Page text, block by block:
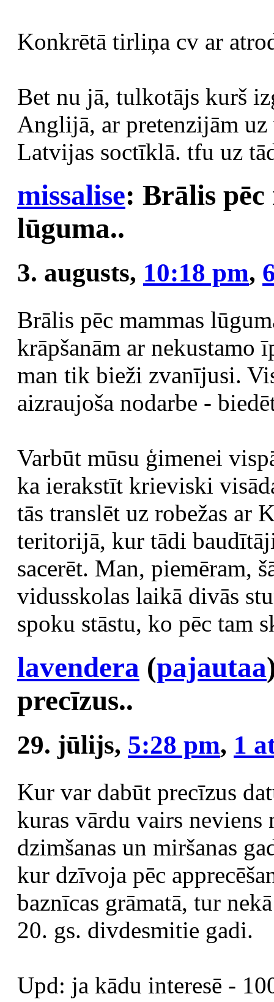
Konkrētā tirliņa cv ar
Bet nu jā, tulkotājs kurš
Anglijā, ar pretenzijām
Latvijas soctīklā. tfu uz
missalise: Brālis pēc
lūguma..
3. augusts, 10:18 pm,
Brālis pēc mammas
krāpšanām ar nekustamo
man tik bieži zvanījusi.
aizraujoša nodarbe -
Varbūt mūsu ģimenei
ka ierakstīt krieviski
tās translēt uz robežas
teritorijā, kur tādi
sacerēt. Man, piemēram,
vidusskolas laikā divās
spoku stāstu, ko pēc tam
lavendera (pajautaa
precīzus..
29. jūlijs, 5:28 pm, 1
Kur var dabūt precīzus
kuras vārdu vairs neviens
dzimšanas un miršanas
kur dzīvoja pēc
baznīcas grāmatā, tur
20. gs. divdesmitie gadi.
Upd: ja kādu interesē -